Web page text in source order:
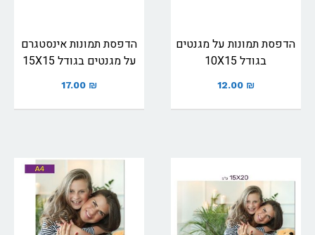
הדפסת תמונות על מגנטים
בגודל 10X15
12.00 ₪
הדפסת תמונות אינסטגרם
על מגנטים בגודל 15X15
17.00 ₪